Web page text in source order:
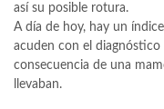
así su posible rotura.
A día de hoy, hay un
acuden con el
consecuencia de una
llevaban.